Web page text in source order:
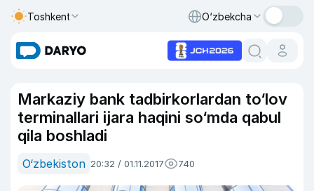
Toshkent O‘zbekcha
Markaziy bank tadbirkorlardan to‘lov
terminallari ijara haqini so‘mda qabul
qila boshladi
O‘zbekiston 20:32 / 01.11.2017 740